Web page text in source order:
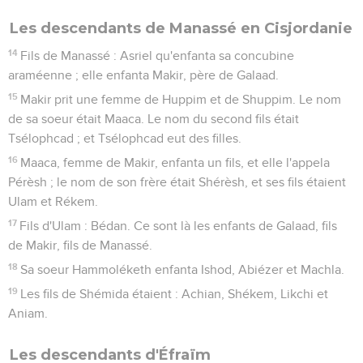
Les descendants de Manassé en Cisjordanie
14 Fils de Manassé : Asriel qu'enfanta sa concubine
araméenne ; elle enfanta Makir, père de Galaad.
15 Makir prit une femme de Huppim et de Shuppim. Le nom
de sa soeur était Maaca. Le nom du second fils était
Tsélophcad ; et Tsélophcad eut des filles.
16 Maaca, femme de Makir, enfanta un fils, et elle l'appela
Pérèsh ; le nom de son frère était Shérèsh, et ses fils étaient
Ulam et Rékem.
17 Fils d'Ulam : Bédan. Ce sont là les enfants de Galaad, fils
de Makir, fils de Manassé.
18 Sa soeur Hammoléketh enfanta Ishod, Abiézer et Machla.
19 Les fils de Shémida étaient : Achian, Shékem, Likchi et
Aniam.
Les descendants d'Éfraïm